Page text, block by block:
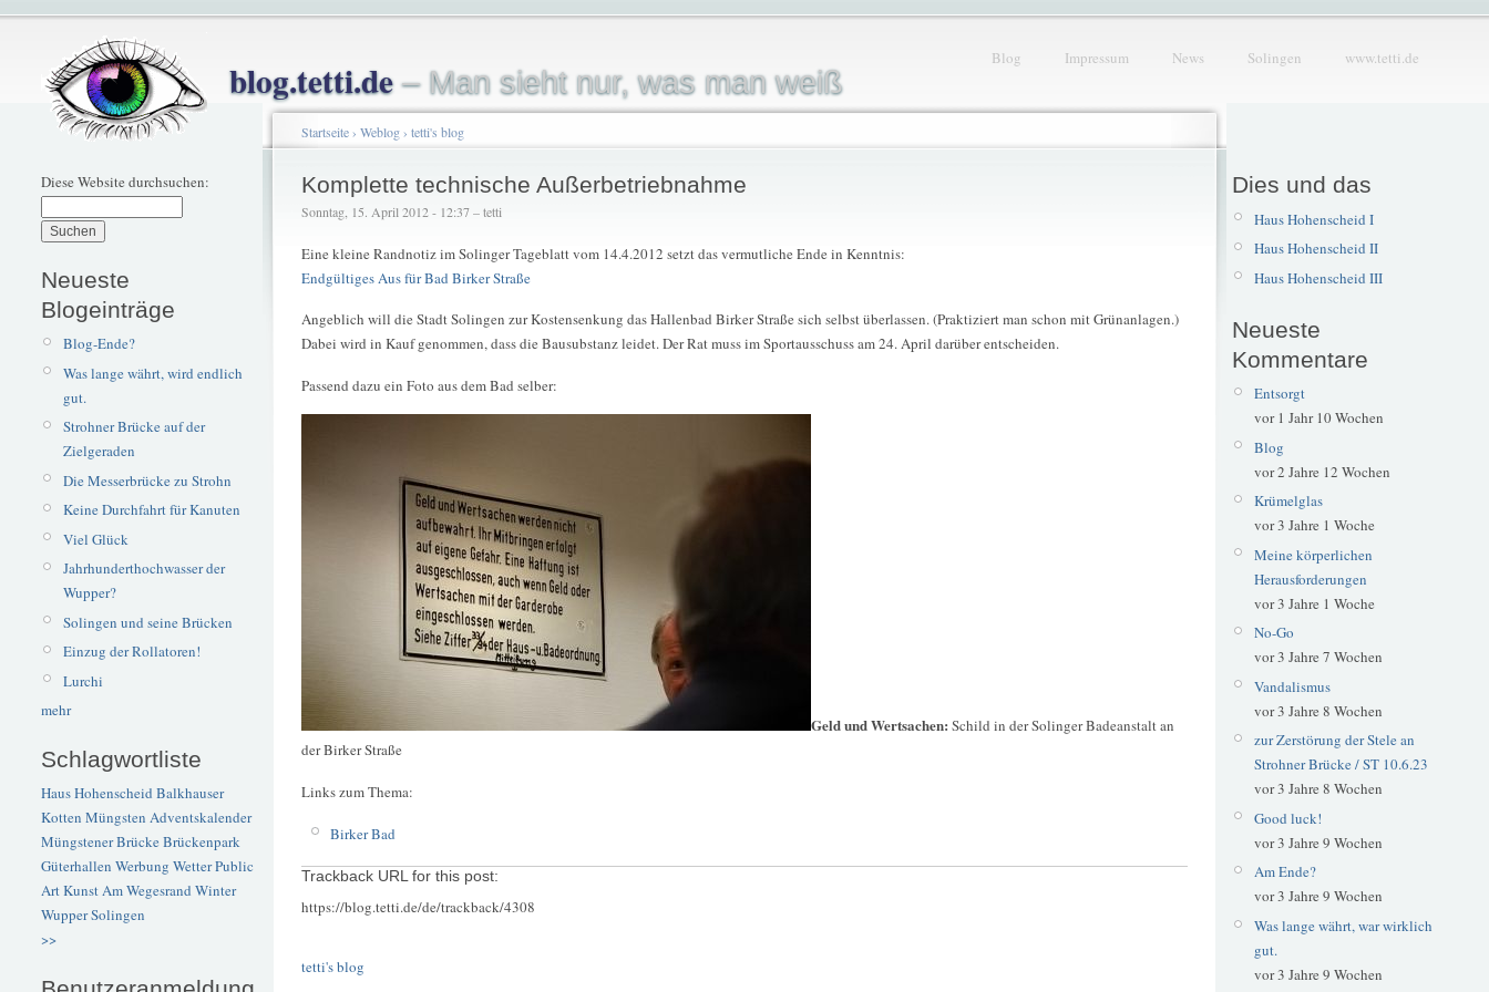
blog.tetti.de– Man sieht nur, was man weiß
Blog Impressum News Solingen www.tetti.de
Diese Website durchsuchen:
Neueste
Blogeinträge
Blog-Ende?
Was lange währt, wird endlich
gut.
Strohner Brücke auf der
Zielgeraden
Die Messerbrücke zu Strohn
Keine Durchfahrt für Kanuten
Viel Glück
Jahrhunderthochwasser der
Wupper?
Solingen und seine Brücken
Einzug der Rollatoren!
Lurchi
mehr
Schlagwortliste
Haus Hohenscheid Balkhauser
Kotten Müngsten Adventskalender
Müngstener BrückeBrückenpark
Güterhallen Werbung WetterPublic
ArtKunstAm Wegesrand Winter
WupperSolingen
>>
Startseite› Weblog› tetti's blog
Komplette technische Außerbetriebnahme
Sonntag, 15. April 2012 - 12:37 – tetti
Eine kleine Randnotiz im Solinger Tageblatt vom 14.4.2012 setzt das vermutliche Ende in Kenntnis:
Endgültiges Aus für Bad Birker Straße
Angeblich will die Stadt Solingen zur Kostensenkung das Hallenbad Birker Straße sich selbst überlassen. (Praktiziert man schon mit Grünanlagen.)
Dabei wird in Kauf genommen, dass die Bausubstanz leidet. Der Rat muss im Sportausschuss am 24. April darüber entscheiden.
Passend dazu ein Foto aus dem Bad selber:
Geld und Wertsachen: Schild in der Solinger Badeanstalt an
der Birker Straße
Links zum Thema:
Birker Bad
Trackback URL for this post:
https://blog.tetti.de/de/trackback/4308
tetti's blog
Dies und das
Haus Hohenscheid I
Haus Hohenscheid II
Haus Hohenscheid III
Neueste
Kommentare
Entsorgt
vor 1 Jahr 10 Wochen
Blog
vor 2 Jahre 12 Wochen
Krümelglas
vor 3 Jahre 1 Woche
Meine körperlichen
Herausforderungen
vor 3 Jahre 1 Woche
No-Go
vor 3 Jahre 7 Wochen
Vandalismus
vor 3 Jahre 8 Wochen
zur Zerstörung der Stele an
Strohner Brücke / ST 10.6.23
vor 3 Jahre 8 Wochen
Good luck!
vor 3 Jahre 9 Wochen
Am Ende?
vor 3 Jahre 9 Wochen
Was lange währt, war wirklich
gut.
vor 3 Jahre 9 Wochen